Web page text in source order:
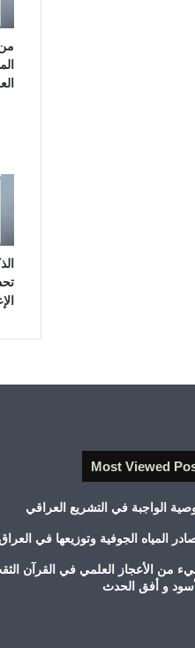
Most Viewed
الواجبة في التشريع العراقي
المياه الجوفية وتوزيعها في
من الأعجاز العلمي في القرآن
و أفق الحدث